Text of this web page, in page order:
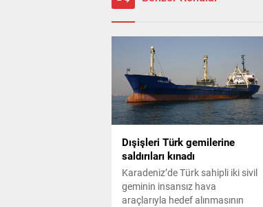
Dışişleri Türk gemilerine
saldırıları kınadı
Karadeniz’de Türk sahipli iki sivil
geminin insansız hava
araçlarıyla hedef alınmasının